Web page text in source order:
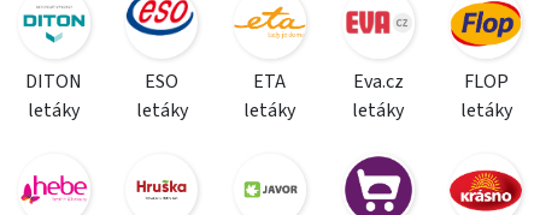
DITON
letáky
ESO
letáky
ETA
letáky
Eva.cz
letáky
FLOP
letáky